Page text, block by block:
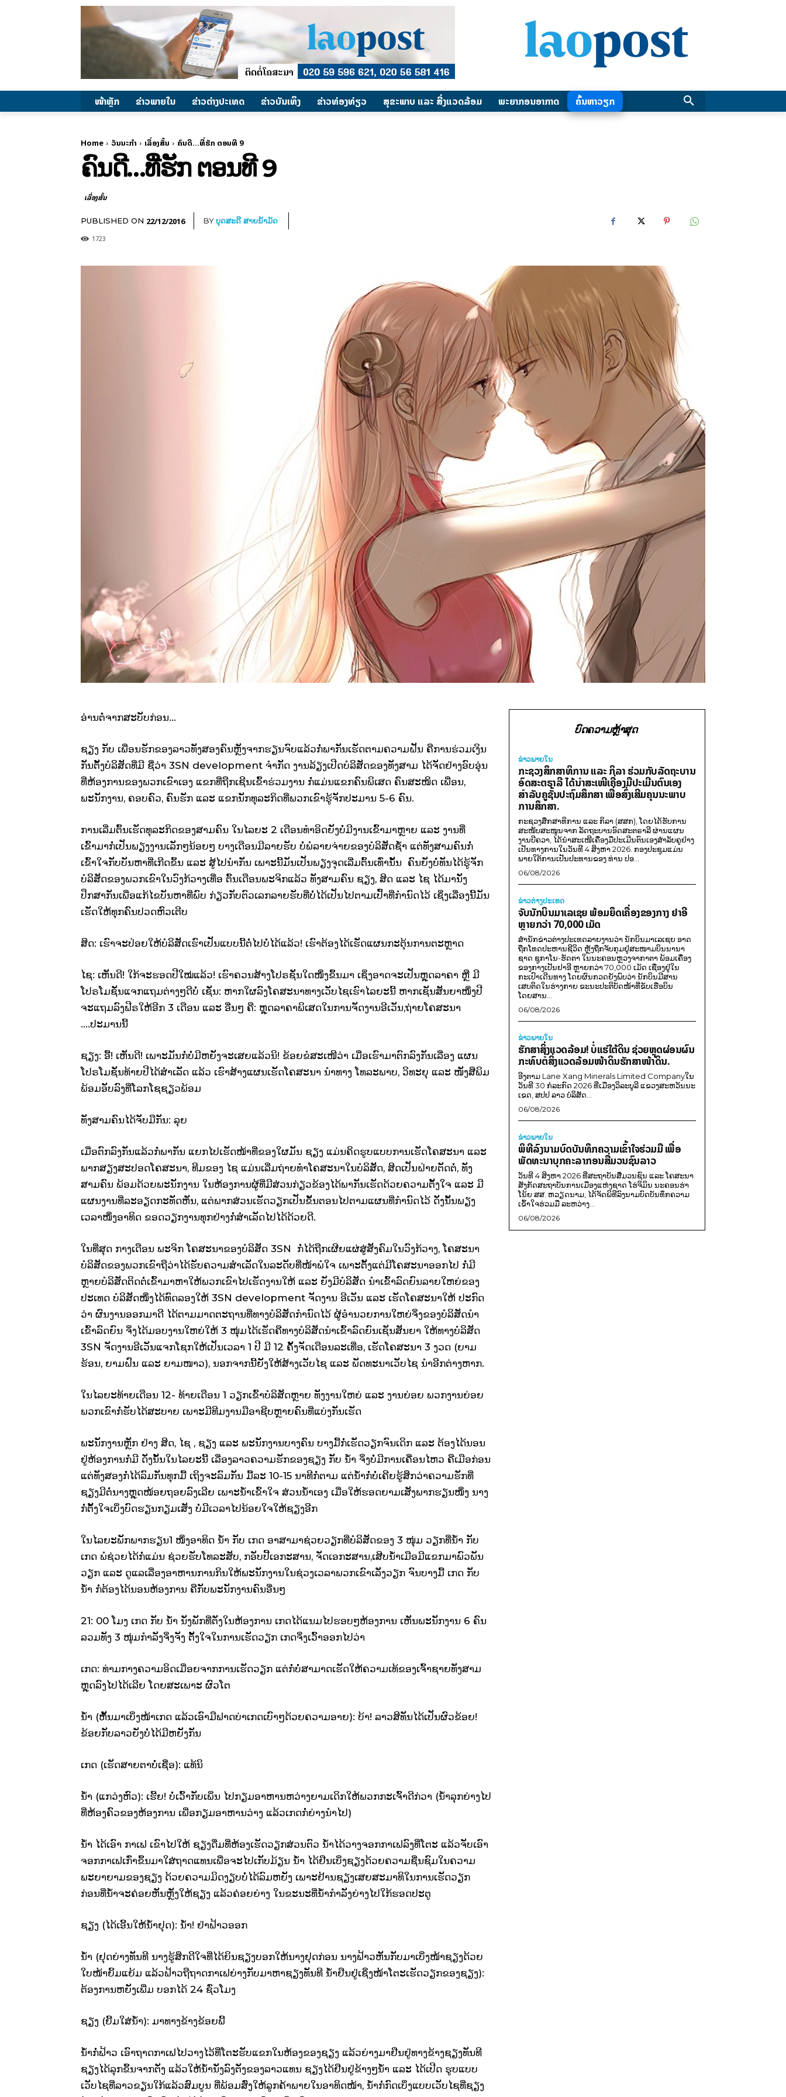
ໜ້າຫຼັກ ຂ່າວພາຍ​ໃນ ຂ່າວຕ່າງປະເທດ ​ຂ່າວບັນເທິງ ​ຂ່າວທ່ອງທ່ຽວ ສຸຂະພາບ ແລະ ສີ່ງແວດລ້ອມ ພະຍາກອນອາກາດ ຄົ້ນຫາວຽກ
Home ວັນນະກຳ ເລື່ອງສັ້ນ ຄົນດີ...ທີ່ຮັກ ຕອນທີ 9
ຄົນດີ…ທີ່ຮັກ ຕອນທີ 9
ເລື່ອງສັ້ນ
PUBLISHED ON 22/12/2016 BYບຸດສະດີ ສາຍນ້ຳມັດ
1723
ອ່ານຕໍ່ຈາກສະບັບກ່ອນ…
ຊຽງ ກັບ ເພື່ອນຮັກຂອງລາວທັງສອງຄົນຫຼັງຈາກຮຽນຈົບແລ້ວກໍ່ພາກັນເຮັດຕາມຄວາມຝັນ ຄືການຮ່ວມເງິນ
ກັນຕັ້ງບໍລິສັດທີ່ມີ ຊື່ວ່າ 3SN development ຈຳກັດ ງານລ້ຽງເປີດບໍລິສັດຂອງທັງສາມ ໄດ້ຈັດຢ່າງອົບອຸ່ນ
ທີ່ຫ້ອງການຂອງພວກເຂົາເອງ ແຂກທີ່ຖືກເຊີນເຂົ້າຮ່ວມງານ ກໍ່ແມ່ນແຂກຄົນພິເສດ ຄົນສະໜິດ ເພື່ອນ,
ພະນັກງານ, ຄອບຄົວ, ຄົນຮັກ ແລະ ແຂກນັກທຸລະກິດທີ່ພວກເຂົາຮູ້ຈັກປະມານ 5-6 ຄົນ.
ການເລີ່ມຕົ້ນເຮັດທຸລະກິດຂອງສາມຄົນ ໃນໄລຍະ 2 ເດືອນທຳອິດຍັງບໍ່ມີງານເຂົ້າມາຫຼາຍ ແລະ ງານທີ່
ເຂົ້າມາກໍ່ເປັນພຽງງານເລັກໆນ້ອຍໆ ບາງເດືອນມີລາຍຮັບ ບໍ່ພໍລາຍຈ່າຍຂອງບໍລິສັດຊ້ຳ ແຕ່ທັງສາມຄົນກໍ່
ເຂົ້າໃຈກັບບັນຫາທີ່ເກີດຂຶ້ນ ແລະ ສູ້ໄປນຳກັນ ເພາະນີ້ມັນເປັນພຽງຈຸດເລີ່ມຕົ້ນເທົ່ານັ້ນ ຄົນຍັງບໍ່ທັນໄດ້ຮູ້ຈັກ
ບໍລິສັດຂອງພວກເຂົາໃນວົງກ້ວາງເທື່ອ ຕົ້ນເດືອນພະຈິກແລ້ວ ທັງສາມຄົນ ຊຽງ, ສິດ ແລະ ໄຊ ໄດ້ມານັ່ງ
ປຶກສາກັນເພື່ອແກ້ໄຂບັນຫາທີ່ພົບ ກ່ຽວກັບຕົວເລກລາຍຮັບທີ່ບໍ່ໄດ້ເປັນໄປຕາມເປົ້າທີ່ກຳນົດໄວ້ ເຊິ່ງເລື່ອງນີ້ມັນ
ເຮັດໃຫ້ທຸກຄົນປວດຫົວເຕີບ
ສິດ: ເຮົາຈະປ່ອຍໃຫ້ບໍລິສັດເຮົາເປັນແບບນີ້ຕໍ່ໄປບໍ່ໄດ້ແລ້ວ! ເຮົາຕ້ອງໄດ້ເຮັດແຜນກະຕຸ້ນການຕະຫຼາດ
ໄຊ: ເຫັນດີ! ໃກ້ຈະຮອດປີໃໝ່ແລ້ວ! ເຮົາຄວນສ້າງໂປຣຊັ່ນໃດໜຶ່ງຂຶ້ນມາ ເຊິ່ງອາດຈະເປັນຫຼຸດລາຄາ ຫຼື ມີ
ໂປຣໂມຊັ່ນແຈກແຖມຕ່າງໆດີບໍ່ ເຊັ່ນ: ຫາກໃຜລົງໂຄສະນາທາງເວັບໄຊເຮົາໄລຍະນີ້ ຫາກເຊັນສັນຍາໜຶ່ງປີ
ຈະແຖມລົງຟີຣໃຫ້ອີກ 3 ເດືອນ ແລະ ອື່ນໆ ຄື: ຫຼຸດລາຄາພິເສດໃນການຈັດງານອີເວັນ,​ຖ່າຍໂຄສະນາ
….ປະມານນີ້
ຊຽງ: ອື້! ເຫັນດີ! ເພາະມັນກໍ່ບໍ່ມີຫຍັງຈະເສຍແລ້ວນິ! ຂ້ອຍຂໍສະເໜີວ່າ ເມື່ອເຮົາມາຕົກລົງກັນເລື່ອງ ແຜນ
ໂປຣໂມຊັ່ນທ້າຍປີໄດ້ສຳເລັດ ແລ້ວ ເຮົາສ້າງແຜນເຮັດໂຄສະນາ ນຳທາງ ໂທລະພາບ, ວິທະຍຸ ແລະ ໜັງສືພິມ
ພ້ອມອັບລົງທີ່ໂລກໂຊຊຽວພ້ອມ
ທັງສາມຄົນໄດ້ຈັບມືກັນ: ລຸຍ
ເມື່ອຕົກລົງກັນແລ້ວກໍ່ພາກັນ ແຍກໄປເຮັດໜ້າທີ່ຂອງໃຜມັນ ຊຽງ ແມ່ນຄິດຮູບແບບການເຮັດໂຄສະນາ ແລະ
ພາກສຽງສະປອດໂຄສະນາ, ທີມຂອງ ໄຊ ແມ່ນເລີ່ມຖ່າຍທຳໂຄສະນາໃນບໍລິສັດ, ສິດເປັນຝ່າຍຕັດຕໍ່, ທັງ
ສາມຄົນ ພ້ອມດ້ວຍພະນັກງານ ໃນຫ້ອງການຜູ້ທີ່ມີສ່ວນກ່ຽວຂ້ອງໄດ້ພາກັນເຮັດດ້ວຍຄວາມຕັ້ງໃຈ ແລະ ມີ
ແຜນງານທີ່ລະອຽດກະທັດຫັນ, ແຕ່ພາກສ່ວນເຮັດວຽກເປັນຂັ້ນຕອນໄປຕາມແຜນທີ່ກຳນົດໄວ້ ດັ່ງນັ້ນພຽງ
ເວລາໜຶ່ງອາທິດ ຂອດວຽກງານທຸກຢ່າງກໍ່ສຳເລັດໄປໄດ້ດ້ວຍດີ.
ໃນທີ່ສຸດ ກາງເດືອນ ພະຈິກ ໂຄສະນາຂອງບໍລິສັດ 3SN ກໍ່ໄດ້ຖືກເຜີຍແຜ່ສູ່ສັງຄົມໃນວົງກ້ວາງ, ໂຄສະນາ
ບໍລິສັດຂອງພວກເຂົາຖືວ່າໄດ້ຮັບຄວາມສຳເລັດໃນລະດັບທີ່ໜ້າພໍໃຈ ເພາະຕັ້ງແຕ່ມີໂຄສະນາອອກໄປ ກໍ່ມີ
ຫຼາຍບໍລິສັດຕິດຕໍ່ເຂົ້າມາຫາໃຫ້ພວກເຂົາໄປເຮັດງານໃຫ້ ແລະ ຍັງມີບໍລິສັດ ນຳເຂົ້າລົດຍົນລາຍໃຫຍ່ຂອງ
ປະເທດ ບໍລິສັດໜຶ່ງໄດ້ທົດລອງໃຫ້ 3SN development ຈັດງານ ອີເວັນ ແລະ ເຮັດໂຄສະນາໃຫ້ ປະກົດ
ວ່າ ຜົນງານອອກມາດີ ໄດ້ຕາມມາດຕະຖານທີ່ທາງບໍລິສັດກຳນົດໄວ້ ຜູ້ອຳນວຍການໃຫຍ່ຈິ່ງຂອງບໍລິສັດນຳ
ເຂົ້າລົດຍົນ ຈິ່ງໄດ້ມອບງານໃຫຍ່ໃຫ້ 3 ໜຸ່ມໄດ້ເຮັດຄືທາງບໍລິສັດນຳເຂົ້າລົດຍົນເຊັນສັນຍາ ໃຫ້ທາງບໍລິສັດ
3SN ຈັດງານອີເວັນແຈກໂຊກໃຫ້ເປັນເວລາ 1 ປີ ມີ 12 ຄັ້ງຈັດເດືອນລະເທື່ອ, ເຮັດໂຄສະນາ 3 ງວດ (ຍາມ
ຮ້ອນ, ຍາມຝົນ ແລະ ຍາມໜາວ), ນອກຈາກນີ້ຍັງໃຫ້ສ້າງເວັບໄຊ ແລະ ພັດທະນາເວັບໄຊ ນຳອີກຕ່າງຫາກ.
ໃນໄລຍະທ້າຍເດືອນ 12- ທ້າຍເດືອນ 1 ວຽກເຂົ້າບໍລິສັດຫຼາຍ ທັງງານໃຫຍ່ ແລະ ງານຍ່ອຍ ພວກງານຍ່ອຍ
ພວກເຂົາກໍ່ຮັບໄດ້ສະບາຍ ເພາະມີທີມງານມືອາຊີບຫຼາຍຄົນທີ່ແບ່ງກັນເຮັດ
ພະນັກງານຫຼັກ ຢ່າງ ສິດ, ໄຊ , ຊຽງ ແລະ ພະນັກງານບາງຄົນ ບາງມື້ກໍ່ເຮັດວຽກຈົນເດິກ ແລະ ຕ້ອງໄດ້ນອນ
ຢູ່ຫ້ອງການກໍ່ມີ ດັ່ງນັ້ນໃນໄລຍະນີ້ ເລື່ອງລາວຄວາມຮັກຂອງຊຽງ ກັບ ນ້ຳ ຈິ່ງບໍ່ມີການເຄື່ອນໄຫວ ຄືເມືອກ່ອນ
ແຕ່ທັງສອງກໍ່ໄດ້ລົມກັນທຸກມື້ ເຖິງຈະລົມກັນ ມື້ລະ 10-15 ນາທີກໍ່ຕາມ ແຕ່ນ້ຳກໍ່ບໍ່ເຄີຍຮູ້ສຶກວ່າຄວາມຮັກທີ່
ຊຽງມີຕໍ່ນາງຫຼຸດໜ້ອຍຖອຍລົງເລີຍ ເພາະນ້ຳເຂົ້າໃຈ ສ່ວນນ້ຳເອງ ເມື່ອໃຫ້ຮອດຍາມເສັງພາກຮຽນໜຶ່ງ ນາງ
ກໍ່ຕັ້ງໃຈເບິ່ງບົດຮຽນກຽມເສັງ ບໍ່ມີເວລາໄປນ້ອຍໃຈໃຫ້ຊຽງອີກ
ໃນໄລຍະພັກພາກຮຽນ1 ໜຶ່ງອາທິດ ນ້ຳ ກັບ ເກດ ອາສາມາຊ່ວຍວຽກທີ່ບໍລິສັດຂອງ 3 ໜຸ່ມ ວຽກທີ່ນ້ຳ ກັບ
ເກດ ພໍຊ່ວຍໄດ້ກໍ່ແມ່ນ ຊ່ວຍຮັບໂທລະສັບ, ກອັບປີ້ເອກະສານ, ຈັດເອກະສານ,​ເສີບນ້ຳເມືອມີແຂກມາພົວພັນ
ວຽກ ແລະ ດູແລເລື່ອງອາຫານການກິນໃຫ້ພະນັກງານໃນຊ່ວງເວລາພວກເຂົາເລັ່ງວຽກ ຈົນບາງມື້ ເກດ ກັບ
ນ້ຳ ກໍ່ຕ້ອງໄດ້ນອນຫ້ອງການ ຄືກັບພະນັກງານຄົນອື່ນໆ
21: 00 ໂມງ ເກດ ກັບ ນ້ຳ ນັ່ງພັກທີ່ຕັ່ງໃນຫ້ອງການ ເກດໄດ້ແນມໄປຮອບໆຫ້ອງການ ເຫັນພະນັກງານ 6 ຄົນ
ລວມທັງ 3 ໜຸ່ມກຳລັງຈິ່ງຈັງ ຕັ້ງໃຈໃນການເຮັດວຽກ ເກດຈິ່ງເວົ້າອອກໄປວ່າ
ເກດ: ທ່າມກາງຄວາມອິດເມື່ອຍຈາກການເຮັດວຽກ ແຕ່ກໍ່ບໍ່ສາມາດເຮັດໃຫ້ຄວາມເທ້ຂອງເຈົ້າຊາຍທັງສາມ
ຫຼຸດລົງໄປໄດ້ເລີຍ ໂດຍສະເພາະ ຜົວໂຕ
ນ້ຳ (ຫັ້ນມາເບິ່ງໜ້າເກດ ແລ້ວເອົາມືຟາດບ່າເກດເບົາໆດ້ວຍຄວາມອາຍ): ບ້າ! ລາວສິທັນໄດ້ເປັນຜົວຂ້ອຍ!
ຂ້ອຍກັບລາວຍັງບໍ່ໄດ້ມີຫຍັງກັນ
ເກດ (ເຮັດສາຍຕາບໍ່ເຊື່ອ): ແທ້ນິ
ນ້ຳ (ແກວ່ງຫົວ): ເຮີ້ຍ! ບໍ່ເວົ້າກັບເພິ່ນ ໄປກຽມອາຫານຫວ່າງຍາມເດິກໃຫ້ພວກກະເຈົ້າດີກ່ວາ (ນ້ຳລຸກຍ່າງໄປ
ທີ່ຫ້ອງຄົວຂອງຫ້ອງການ ເພື່ອກຽມອາຫານວ່າງ ແລ້ວເກດກໍ່ຍ່າງນຳໄປ)
ນ້ຳ ໄດ້ເອົາ ກາເຟ ເຂົາໄປໃຫ້ ຊຽງດື່ມທີ່ຫ້ອງເຮັດວຽກສ່ວນຕົວ ນ້ຳໄດ້ວາງຈອກກາເຟລົງທີ່ໂຕະ ແລ້ວຈັບເອົາ
ຈອກກາເຟເກົ່າຂຶ້ນມາໃສ່ຖາດແທນເພື່ອຈະໄປເກັບມ້ຽນ ນ້ຳ ໄດ້ຢືນເບິ່ງຊຽງດ້ວຍຄວາມຊື່ນຊົມໃນຄວາມ
ພະຍາຍາມຂອງຊຽງ ດ້ວຍຄວາມມິດງຽບບໍ່ໄດ້ລົມຫຍັງ ເພາະຢ້ານຊຽງເສຍສະມາທິໃນການເຮັດວຽກ
ກ່ອນທີ່ນ້ຳຈະຄ່ອຍຫັນຫຼັງໃຫ້ຊຽງ ແລ້ວຄ່ອຍຍ່າງ ໃນຂະນະທີ່ນ້ຳກຳລັງຍ່າງໄປໃກ້ຮອດປະຕູ
ຊຽງ (ໄດ້ເອີ້ນໃຫ້ນ້ຳຢຸດ): ນ້ຳ! ຢ່າຟ້າວອອກ
ນ້ຳ (ຢຸດຍ່າງທັນທີ ນາງຮູ້ສຶກດີໃຈທີ່ໄດ້ຍິນຊຽງບອກໃຫ້ນາງຢຸດກ່ອນ ນາງຟ້າວຫັນກັບມາເບິ່ງໜ້າຊຽງດ້ວຍ
ໃບໜ້າຍິ້ມແຍ້ມ ແລ້ວຟ້າວຖືຖາດກາເຟຍ່າງກັບມາຫາຊຽງທັນທີ ນ້ຳຢືນຢູ່ເຊິ່ງໜ້າໂຕະເຮັດວຽກຂອງຊຽງ):
ຕ້ອງການຫຍັງເພີ່ມ ບອກໄດ້ 24 ຊົ່ວໂມງ
ຊຽງ (ຍີ້ມໃສ່ນ້ຳ): ມາທາງຂ້າງຂ້ອຍພີ້
ນ້ຳກໍ່ຟ້າວ ເອົາຖາດກາເຟໄປວາງໄວ້ທີ່ໂຕະຮັບແຂກໃນຫ້ອງຂອງຊຽງ ແລ້ວຍ່າງມາຢືນຢູ່ທາງຂ້າງຊຽງທັນທີ
ຊຽງໄດ້ລຸກຂຶ້ນຈາກຕັ່ງ ແລ້ວໃຫ້ນ້ຳນັ່ງລົງຕັ່ງຂອງລາວແທນ ຊຽງໄດ້ຢືນຢູ່ຂ້າງໆນ້ຳ ແລະ ໄດ້ເປີດ ຮູບແບບ
ເວັບໄຊທີ່ລາວຂຽນໃກ້ແລ້ວສົມບູນ ທີ່ພ້ອມສົ່ງໃຫ້ລູກຄ້າພາຍໃນອາທິດໜ້າ, ນ້ຳກໍ່ກົດເບິ່ງແບບເວັບໄຊທີ່ຊຽງ
ບົດຄວາມຫຼ້າສຸດ
ຂ່າວພາຍ​ໃນ
ກະຊວງສຶກສາທິການ ແລະ ກິລາ ຮ່ວມກັບລັດຖະບານ
ອົດສະຕຣາລີ ໄດ້ນຳສະເໜີເຄື່ອງມືປະເມີນຕົນເອງ
ສຳລັບຄູຊັ້ນປະຖົມສຶກສາ ເພື່ອສົ່ງເສີມຄຸນນະພາບ
ການສຶກສາ.
ກະຊວງສຶກສາທິການ ແລະ ກິລາ (ສສກ), ໂດຍໄດ້ຮັບການ
ສະໜັບສະໜູນຈາກ ລັດຖະບານອົດສະຕຣາລີ ຜ່ານແຜນ
ງານບີຄວາ, ໄດ້ນຳສະເໜີເຄື່ອງມືປະເມີນຕົນເອງສຳລັບຄູຢ່າງ
ເປັນທາງການໃນວັນທີ 4 ສິງຫາ 2026. ກອງປະຊຸມແມ່ນ
ພາຍໃຕ້ການເປັນປະທານຂອງ ທ່ານ ປອ...
06/08/2026
ຂ່າວຕ່າງປະເທດ
ຈັບນັກບິນມາເລເຊຍ ພ້ອມຍຶດເຄື່ອງຂອງກາງ ຢາອີ
ຫຼາຍກວ່າ 70,000 ເມັດ
ສຳນັກຂ່າວຕ່າງປະເທດລາຍງານວ່າ ນັກບິນມາເລເຊຍ ອາດ
ຖືກໂທດປະຫານຊີວິດ ຫຼັງຖືກຈັບກຸມຢູ່ສະໜາມບິນນານາ
ຊາດ ຊູກາໂນ-ຮັດຕາ ໃນນະຄອນຫຼວງຈາກາຕາ ພ້ອມເຄື່ອງ
ຂອງກາງເປັນຢາອີ ຫຼາຍກວ່າ 70,000 ເມັດ ເຊື່ອງຢູ່ໃນ
ກະເປົາເດີນທາງ ໂດຍຜົນກວດຍັງພົບວ່າ ນັກບິນມີສານ
ເສບຕິດໃນຮ່າງກາຍ ຂະນະປະຕິບັດໜ້າທີ່ຂັບເຮືອບິນ
ໂດຍສານ...
06/08/2026
ຂ່າວພາຍ​ໃນ
ຮັກສາສິ່ງແວດລ້ອມ! ບໍ່ແຮ່ໃຕ້ດິນ ຊ່ວຍຫຼຸດຜ່ອນຜົນ
ກະທົບຕໍ່ສິ່ງແວດລ້ອມໜ້າດິນຮັກສາໜ້າດິນ.
ອີງຕາມ Lane Xang Minerals Limited Companyໃນ
ວັນທີ 30 ກໍລະກົດ 2026 ທີ່ເມືອງວິລະບູລີ ແຂວງສະຫວັນນະ
ເຂດ, ສປປ ລາວ ບໍລິສັດ...
06/08/2026
ຂ່າວພາຍ​ໃນ
ພິທີລົງນາມບົດບັນທຶກຄວາມເຂົ້າໃຈຮ່ວມມື ເພື່ອ
ພັດທະນາບຸກຄະລາກອນສື່ມວນຊົນລາວ
ວັນທີ 4 ສິງຫາ 2026 ທີ່ສະຖາບັນສື່ມວນຊົນ ແລະ ໂຄສະນາ
ສັງກັດສະຖາບັນການເມືອງແຫ່ງຊາດ ໂຮ່ຈິມິນ ນະຄອນຮ່າ
ໂນ້ຍ ສສ. ຫວຽດນາມ, ໄດ້ຈັດພິທີລົງນາມບົດບັນທຶກຄວາມ
ເຂົ້າໃຈຮ່ວມມື ລະຫວ່າງ...
06/08/2026